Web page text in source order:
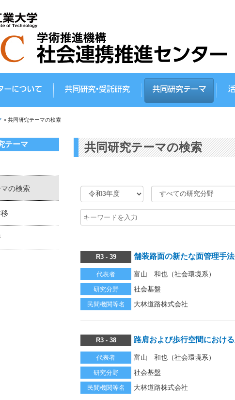
センターについて 共同研究・受託研究 共同
> 共同研究テーマの検索
テーマ
の検索
共同研究テーマの検索
R3 - 39 舗装路面の新たな面管理手
代表者 富山 和也（社会環境系）
研究分野 社会基盤
民間機関等名 大林道路株式会社
R3 - 38 路肩および歩行空間におけ
代表者 富山 和也（社会環境系）
研究分野 社会基盤
民間機関等名 大林道路株式会社